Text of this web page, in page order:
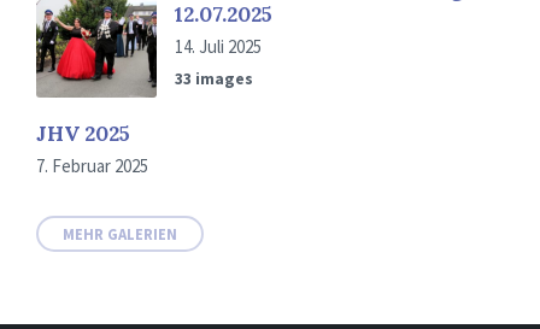
12.07.2025
14. Juli 2025
33 images
JHV 2025
7. Februar 2025
MEHR GALERIEN